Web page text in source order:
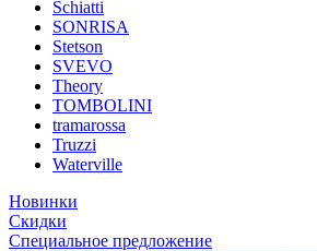
Schiatti
SONRISA
Stetson
SVEVO
Theory
TOMBOLINI
tramarossa
Truzzi
Waterville
Новинки
Скидки
Специальное предложение